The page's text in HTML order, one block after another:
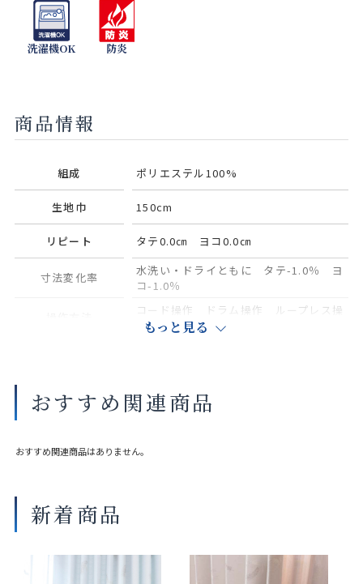
洗濯機OK 防炎
商品情報
組成 ポリエステル100%
生地巾 150cm
リピート タテ0.0㎝ ヨコ0.0㎝
寸法変化率
水洗い・ドライともに タテ-1.0％ ヨ
コ-1.0％
コード操作 ドラム操作 ループレス操
作
製作幅によっては巾継ぎが入ります。
製品タイプや生地品番によって製作可能な寸法や仕様が異なる場合が
操作性等は店舗にてご確認ください。
がございます。
もっと見る
おすすめ関連商品
おすすめ関連商品はありません。
新着商品